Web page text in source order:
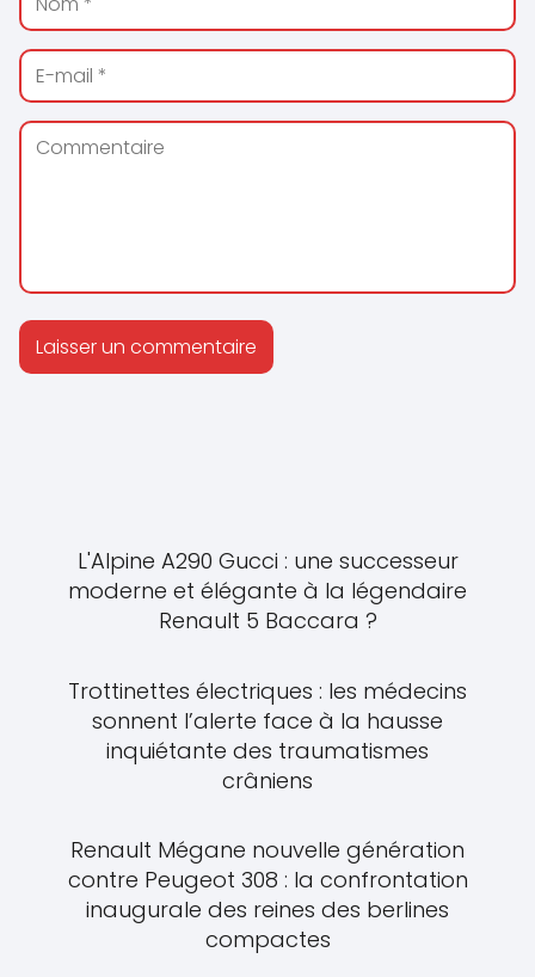
L'Alpine A290 Gucci : une successeur
moderne et élégante à la légendaire
Renault 5 Baccara ?
Trottinettes électriques : les médecins
sonnent l’alerte face à la hausse
inquiétante des traumatismes
crâniens
Renault Mégane nouvelle génération
contre Peugeot 308 : la confrontation
inaugurale des reines des berlines
compactes